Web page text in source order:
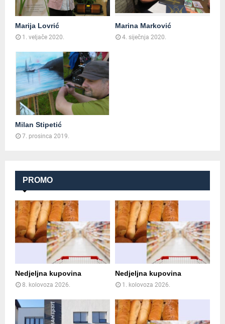
Marija Lovrić
1. veljače 2020.
Marina Marković
4. siječnja 2020.
Milan Stipetić
7. prosinca 2019.
PROMO
Nedjeljna kupovina
8. kolovoza 2026.
Nedjeljna kupovina
1. kolovoza 2026.